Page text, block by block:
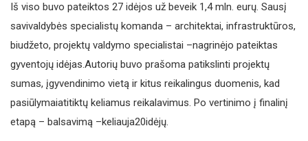
Iš viso buvo pateiktos 27 idėjos už beveik 1,4 mln. eurų. Sausį
savivaldybės specialistų komanda – architektai, infrastruktūros,
biudžeto, projektų valdymo specialistai –nagrinėjo pateiktas
gyventojų idėjas.Autorių buvo prašoma patikslinti projektų
sumas, įgyvendinimo vietą ir kitus reikalingus duomenis, kad
pasiūlymaiatitiktų keliamus reikalavimus. Po vertinimo į finalinį
etapą – balsavimą –keliauja20idėjų.